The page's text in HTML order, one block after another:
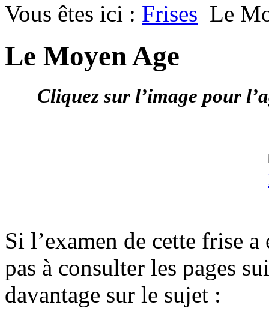
Vous êtes ici : Frises Le
Le Moyen Age
Cliquez sur l’image pour
Si l’examen de cette frise
pas à consulter les pages
davantage sur le sujet :